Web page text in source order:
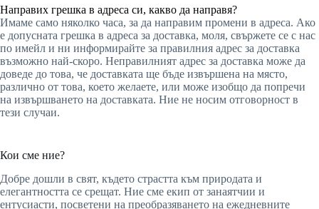
Направих грешка в адреса си, какво да направя?
Имаме само няколко часа, за да направим промени в адреса. Ако
е допусната грешка в адреса за доставка, моля, свържете се с нас
по имейл и ни информирайте за правилния адрес за доставка
възможно най-скоро. Неправилният адрес за доставка може да
доведе до това, че доставката ще бъде извършена на място,
различно от това, което желаете, или може изобщо да попречи
на извършването на доставката. Ние не носим отговорност в
тези случаи.
Кои сме ние?
Добре дошли в свят, където страстта към природата и
елегантността се срещат. Ние сме екип от занаятчии и
ентусиасти, посветени на преобразяването на ежедневните